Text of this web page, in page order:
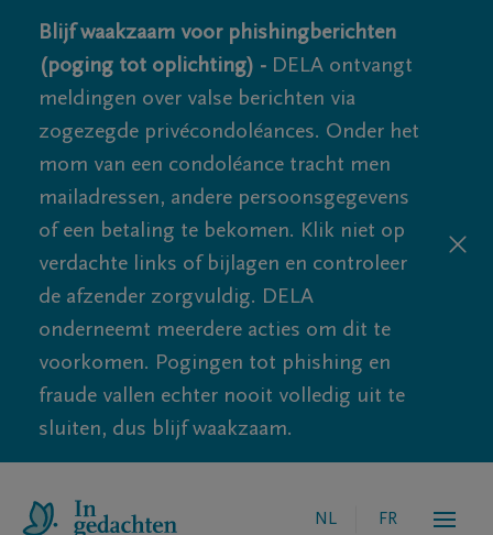
Blijf waakzaam voor phishingberichten
(poging tot oplichting) - DELA ontvangt
meldingen over valse berichten via
zogezegde privécondoléances. Onder het
mom van een condoléance tracht men
mailadressen, andere persoonsgegevens
of een betaling te bekomen. Klik niet op
verdachte links of bijlagen en controleer
de afzender zorgvuldig. DELA
onderneemt meerdere acties om dit te
voorkomen. Pogingen tot phishing en
fraude vallen echter nooit volledig uit te
sluiten, dus blijf waakzaam.
NL FR